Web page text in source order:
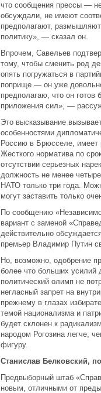
что сообщения прессы —
обсуждали, не имеют
предполагают,
политику», — сказал он.
Впрочем, Савельев
тому, чтобы сменить род
опять погружаться в
поприще — он уже
предполагаю, что он
приложения сил», —
Это высказывание
особенностями
Россию в Брюсселе, имеет
Жесткого норматива по
отсутствии серьезных
должность не менее
НАТО только три года.
могут заставить только
По сообщению
вариант с заменой
действительно
премьер Владимир Путин
Но, возможно, одобрение
более что больших усилий
политический олимп не
негласный запрет на
прежнему в глазах
темой национализма и
будет склонен к
народом Рогозина легче,
фигуру.
Станислав Белковский,
Предвыборный штаб
новым, отличными от